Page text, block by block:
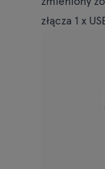
złącza 1 x